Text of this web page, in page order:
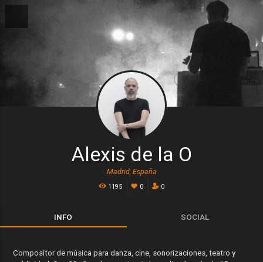
Alexis de la O
Madrid, España
1195 0 0
INFO SOCIAL
Compositor de música para danza, cine, sonorizaciones, teatro y